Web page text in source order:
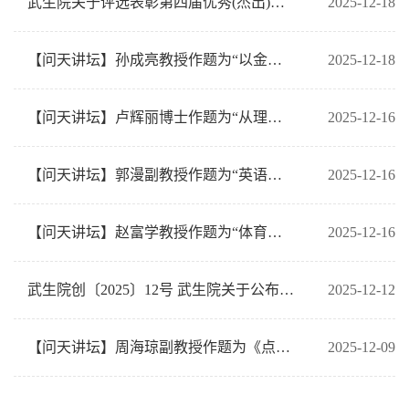
2025-12-18
【问天讲坛】孙成亮教授作题为“以金融为魂，科技为骨，加快发展新质生产力，为中华民族伟大复兴提供硬科
2025-12-16
【问天讲坛】卢辉丽博士作题为“从理论到落地：计算化学实操核心与案例精讲”科研讲座预告
2025-12-16
【问天讲坛】郭漫副教授作题为“英语类一流本科课程申报核心要素与优化策略”科研讲座预告
2025-12-16
【问天讲坛】赵富学教授作题为“体育课程思政建设的若干问题”科研讲座预告
2025-12-12
武生院创〔2025〕12号 武生院关于公布2025年度大学生创客认定名单的通知
2025-12-09
【问天讲坛】周海琼副教授作题为《点燃创意火花——解锁电子商务“三创赛”项目从构思到出圈的密码》科研